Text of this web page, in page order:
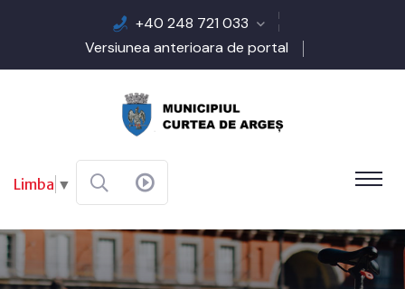
+40 248 721 033
Versiunea anterioara de portal
Limba ▼